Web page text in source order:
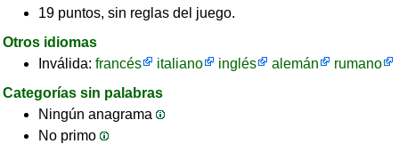
19 puntos, sin reglas del juego.
Otros idiomas
Inválida: francés italiano inglés alemán
rumano
Categorías sin palabras
Ningún anagrama
No primo